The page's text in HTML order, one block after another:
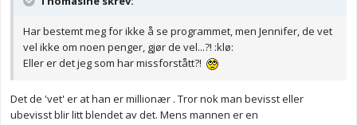
Har bestemt meg for ikke å se programmet, men Jennifer, de vet
vel ikke om noen penger, gjør de vel...?! :klø:
Eller er det jeg som har missforstått?!
Det de 'vet' er at han er millionær . Tror nok man bevisst eller
ubevisst blir litt blendet av det. Mens mannen er en